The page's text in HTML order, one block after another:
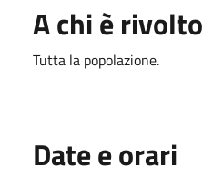
A chi è rivolto
Tutta la popolazione.
Date e orari